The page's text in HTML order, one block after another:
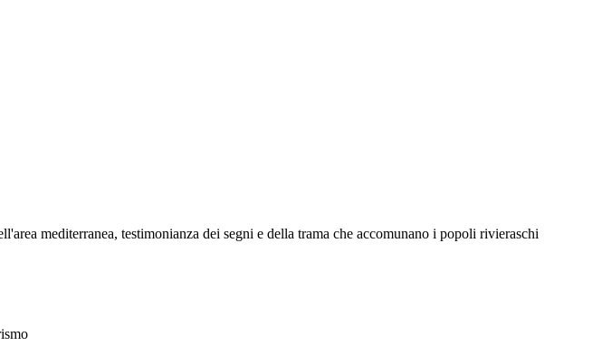
mediterranea, testimonianza dei segni e della trama che accomunano i popoli rivieraschi